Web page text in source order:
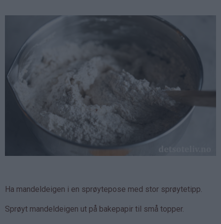
Ha mandeldeigen i en sprøytepose med stor sprøytetipp.
Sprøyt mandeldeigen ut på bakepapir til små topper.